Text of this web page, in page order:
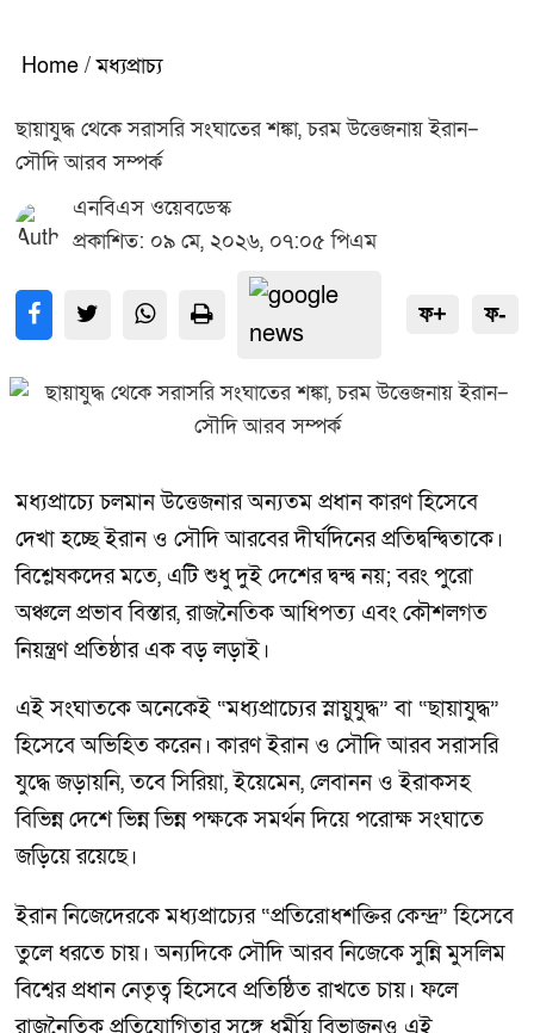
Home / মধ্যপ্রাচ্য
ছায়াযুদ্ধ থেকে সরাসরি সংঘাতের শঙ্কা, চরম উত্তেজনায় ইরান–
সৌদি আরব সম্পর্ক
এনবিএস ওয়েবডেস্ক
প্রকাশিত: ০৯ মে, ২০২৬, ০৭:০৫ পিএম
ফ+ ফ-
মধ্যপ্রাচ্যে চলমান উত্তেজনার অন্যতম প্রধান কারণ হিসেবে
দেখা হচ্ছে ইরান ও সৌদি আরবের দীর্ঘদিনের প্রতিদ্বন্দ্বিতাকে।
বিশ্লেষকদের মতে, এটি শুধু দুই দেশের দ্বন্দ্ব নয়; বরং পুরো
অঞ্চলে প্রভাব বিস্তার, রাজনৈতিক আধিপত্য এবং কৌশলগত
নিয়ন্ত্রণ প্রতিষ্ঠার এক বড় লড়াই।
এই সংঘাতকে অনেকেই “মধ্যপ্রাচ্যের স্নায়ুযুদ্ধ” বা “ছায়াযুদ্ধ”
হিসেবে অভিহিত করেন। কারণ ইরান ও সৌদি আরব সরাসরি
যুদ্ধে জড়ায়নি, তবে সিরিয়া, ইয়েমেন, লেবানন ও ইরাকসহ
বিভিন্ন দেশে ভিন্ন ভিন্ন পক্ষকে সমর্থন দিয়ে পরোক্ষ সংঘাতে
জড়িয়ে রয়েছে।
ইরান নিজেদেরকে মধ্যপ্রাচ্যের “প্রতিরোধশক্তির কেন্দ্র” হিসেবে
তুলে ধরতে চায়। অন্যদিকে সৌদি আরব নিজেকে সুন্নি মুসলিম
বিশ্বের প্রধান নেতৃত্ব হিসেবে প্রতিষ্ঠিত রাখতে চায়। ফলে